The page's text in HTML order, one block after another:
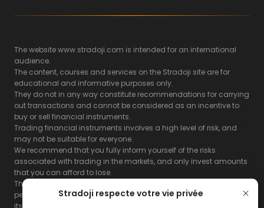
Stradoji respecte votre vie privée
The website www.stradoji.com is intended for an international
audience.
The content, courses and services on the Stradoji site are for
educational and informative purposes only.
They do not in any way constitute recommendations for carrying
out transactions and cannot be considered as an incentive to
buy or sell financial instruments.
Trading financial instruments involves a high level of risk, and
may not be suitable for everyone.
We recommend that you fully inform yourself of the risks
associated with trading in the markets, and only invest amounts
that you can afford to lose.
The Stradoji site does not guarantee the results or the
performance of products based on the information contained on
its site and its servers.